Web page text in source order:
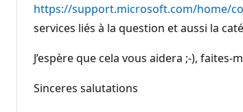
https://support.microsoft.com/home/
services liés à la question et aussi la
J’espère que cela vous aidera ;-),
Sinceres salutations